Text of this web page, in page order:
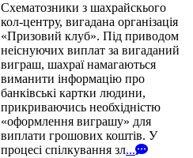
Схематозники з шахрайскього
кол-центру, вигадана організація
«Призовий клуб». Під приводом
неіснуючих виплат за вигаданий
виграш, шахраї намагаються
виманити інформацію про
банківські картки людини,
прикриваючись необхідністю
«оформлення виграшу» для
виплати грошових коштів. У
процесі спілкування зл...